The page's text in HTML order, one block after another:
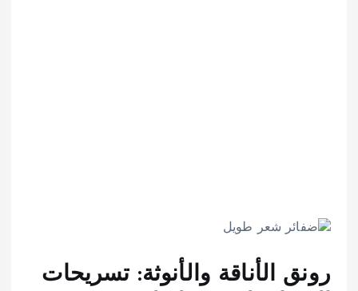
رونق الأناقة والأنوثة: تسريحات